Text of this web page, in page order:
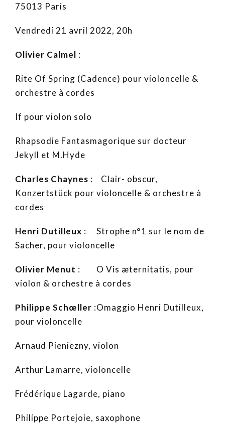
75013 Paris
Vendredi 21 avril 2022, 20h
Olivier Calmel :
Rite Of Spring (Cadence) pour violoncelle &
orchestre à cordes
If pour violon solo
Rhapsodie Fantasmagorique sur docteur
Jekyll et M.Hyde
Charles Chaynes : Clair- obscur,
Konzertstück pour violoncelle & orchestre à
cordes
Henri Dutilleux : Strophe n°1 sur le nom de
Sacher, pour violoncelle
Olivier Menut : O Vis æternitatis, pour
violon & orchestre à cordes
Philippe Schœller :Omaggio Henri Dutilleux,
pour violoncelle
Arnaud Pieniezny, violon
Arthur Lamarre, violoncelle
Frédérique Lagarde, piano
Philippe Portejoie, saxophone